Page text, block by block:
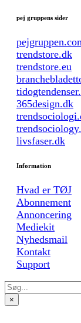
pej gruppens sider
trendstore.dk
trendstore.eu
365design.dk
livsfaser.dk
Information
Hvad er TØJ
Abonnement
Annoncering
Mediekit
Nyhedsmail
Kontakt
Support
×